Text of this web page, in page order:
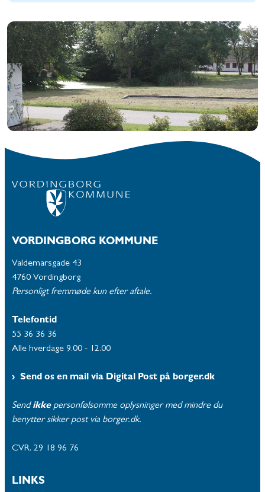
VORDINGBORG KOMMUNE
Valdemarsgade 43
4760 Vordingborg
Personligt fremmøde kun efter aftale.
Telefontid
55 36 36 36
Alle hverdage 9.00 - 12.00
Send os en mail via Digital Post på borger.dk
Send ikke personfølsomme oplysninger med mindre du
benytter sikker post via borger.dk.
CVR. 29 18 96 76
LINKS